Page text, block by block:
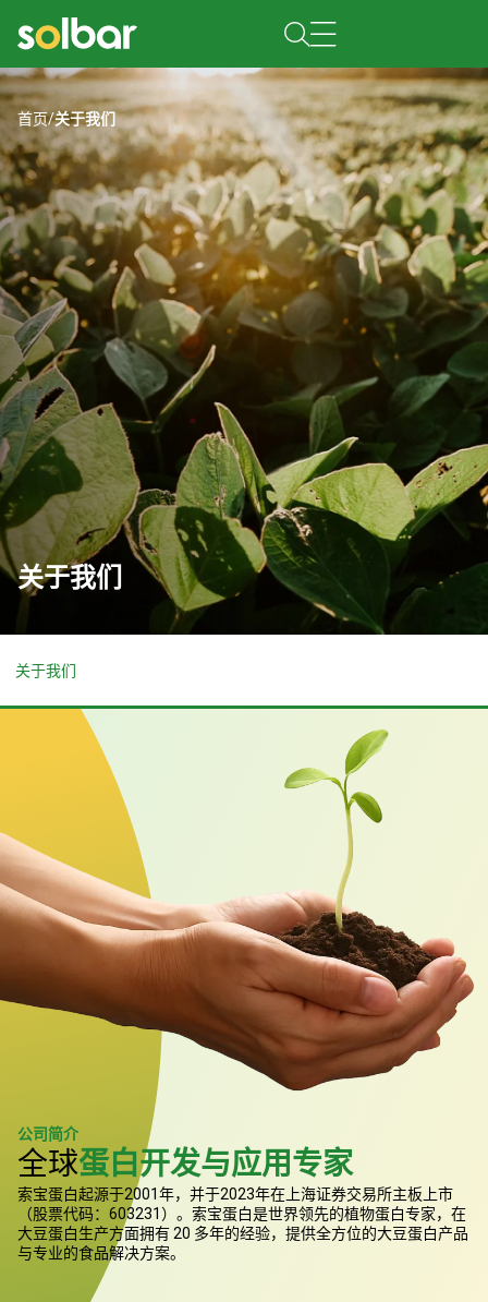
首页/关于我们
关于我们
关于我们
公司简介
全球蛋白开发与应用专家
索宝蛋白起源于2001年，并于2023年在上海证券交易所主板上市
（股票代码：603231）。索宝蛋白是世界领先的植物蛋白专家，在
大豆蛋白生产方面拥有 20 多年的经验，提供全方位的大豆蛋白产品
与专业的食品解决方案。